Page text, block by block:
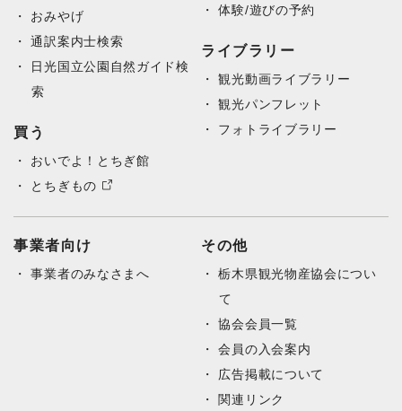
おみやげ
通訳案内士検索
日光国立公園自然ガイド検
索
買う
おいでよ！とちぎ館
とちぎもの
体験/遊びの予約
ライブラリー
観光動画ライブラリー
観光パンフレット
フォトライブラリー
事業者向け
事業者のみなさまへ
その他
栃木県観光物産協会につい
て
協会会員一覧
会員の入会案内
広告掲載について
関連リンク